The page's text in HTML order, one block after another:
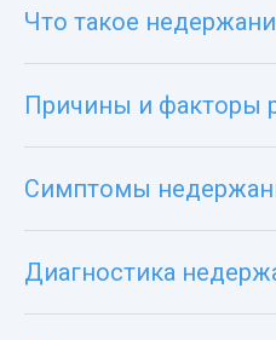
Что такое
Причины и факторы
Симптомы
Диагностика